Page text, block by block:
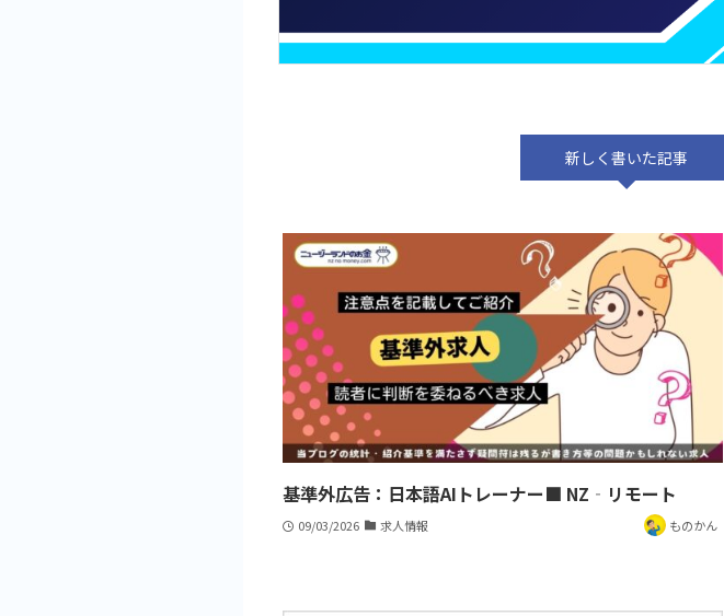
新しく書いた記事
基準外広告：日本語AIトレーナー■ NZ‐リモート
09/03/2026 求人情報 ものかん